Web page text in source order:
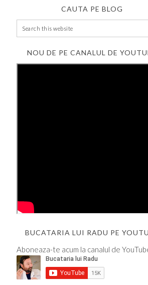
CAUTA PE BLOG
NOU DE PE CANALUL DE
BUCATARIA LUI RADU PE
Aboneaza-te acum la canalul de